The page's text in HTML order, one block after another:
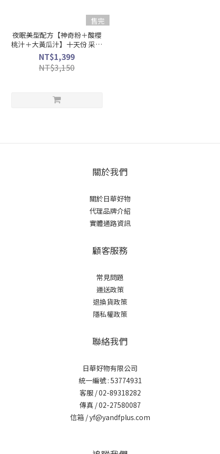
售完
夜眠美型配方【神奇粉＋酸櫻
桃汁＋大黃瓜汁】十天份 采園
有機認證字號1-008-
208651(超取限購1組)
NT$1,399
NT$3,150
關於我們
關於日華好物
代理品牌介紹
實體通路資訊
顧客服務
常見問題
運送政策
退換貨政策
隱私權政策
聯絡我們
日華好物有限公司
統一編號 : 53774931
客服 / 02-89318282
傳真 / 02-27580087
信箱 / yf@yandfplus.com